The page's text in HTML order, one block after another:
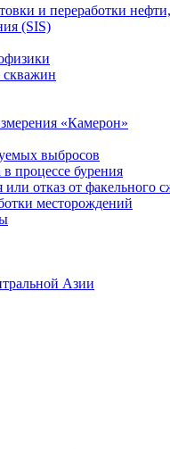
и переработки
(SIS)
скважин
«Камерон»
выбросов
процессе бурения
отказ от факельного
месторождений
Азии